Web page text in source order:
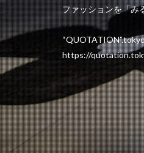
ファッションを「み
https://